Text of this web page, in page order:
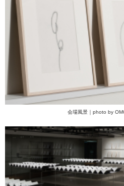
会場風景｜photo by